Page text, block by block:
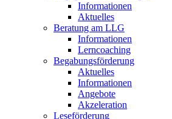
Informationen
Aktuelles
Beratung am LLG
Informationen
Lerncoaching
Begabungsförderung
Aktuelles
Informationen
Angebote
Akzeleration
Leseförderung